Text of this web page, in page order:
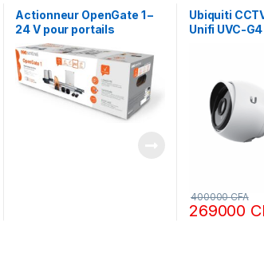
Actionneur OpenGate 1 –
24 V pour portails
battants SCS SENTINEL
Ubiquiti
Unifi UVC-G4
269000
400000CFA